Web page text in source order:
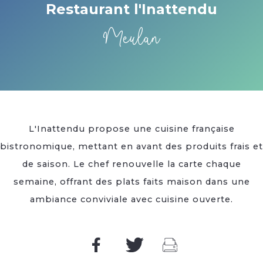
Restaurant l'Inattendu
Meulan
L'Inattendu propose une cuisine française
bistronomique, mettant en avant des produits frais et
de saison. Le chef renouvelle la carte chaque
semaine, offrant des plats faits maison dans une
ambiance conviviale avec cuisine ouverte.